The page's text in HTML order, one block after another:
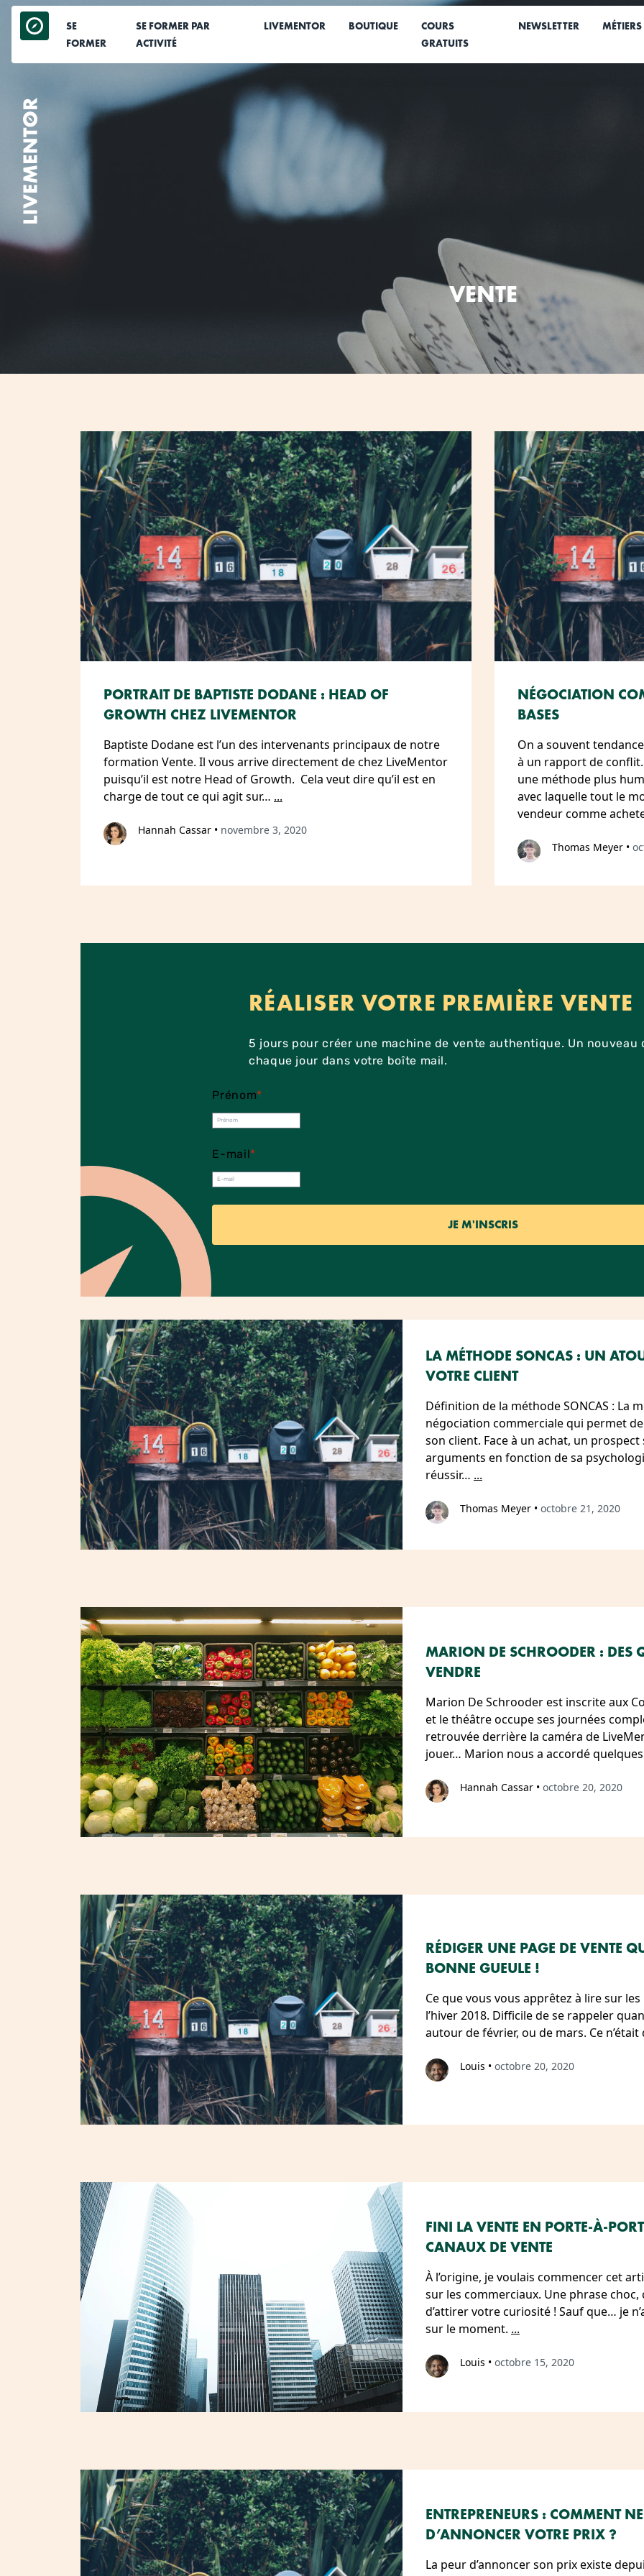
Aller
contenu
SE
FORMER
SE FORMER PAR
ACTIVITÉ
LIVEMENTOR BOUTIQUE
COURS
GRATUITS
NEWSLETTER MÉTIERS
VENTE
PORTRAIT DE BAPTISTE DODANE : HEAD OF
GROWTH CHEZ LIVEMENTOR
Baptiste Dodane est l’un des intervenants principaux de notre
formation Vente. Il vous arrive directement de chez LiveMentor
puisqu’il est notre Head of Growth. Cela veut dire qu’il est en
charge de tout ce qui agit sur… ...
Hannah Cassar • novembre 3, 2020
NÉGOCIATION
BASES
On a souvent
à un rapport de
une méthode plus
avec laquelle tout le
vendeur comme
Thomas Meyer •
RÉALISER VOTRE PREMIÈRE VENTE
5 jours pour créer une machine de vente authentique. Un nouveau
chaque jour dans votre boîte mail.
Prénom*
E-mail*
LA MÉTHODE SONCAS : UN
VOTRE CLIENT
Définition de la méthode SONCAS : La
négociation commerciale qui permet
son client. Face à un achat, un
arguments en fonction de sa
réussir… ...
Thomas Meyer • octobre 21, 2020
MARION DE SCHROODER : DES
VENDRE
Marion De Schrooder est inscrite aux
et le théâtre occupe ses journées
retrouvée derrière la caméra de
jouer… Marion nous a accordé
Hannah Cassar • octobre 20, 2020
RÉDIGER UNE PAGE DE VENTE
BONNE GUEULE !
Ce que vous vous apprêtez à lire sur
l’hiver 2018. Difficile de se rappeler
autour de février, ou de mars. Ce
Louis • octobre 20, 2020
FINI LA VENTE EN PORTE-À-
CANAUX DE VENTE
À l’origine, je voulais commencer cet
sur les commerciaux. Une phrase
d’attirer votre curiosité ! Sauf que… je
sur le moment. ...
Louis • octobre 15, 2020
ENTREPRENEURS : COMMENT
D’ANNONCER VOTRE PRIX ?
La peur d’annoncer son prix existe